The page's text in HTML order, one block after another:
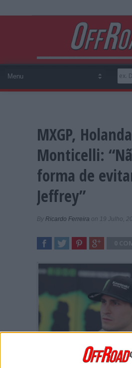
MXGP,
Monticelli:
forma de
Jeffrey”
By Ricardo Ferreira on 19 Julho,